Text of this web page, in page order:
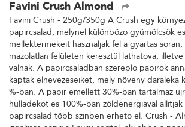
Favini Crush Almond
Favini Crush - 250g/350g A Crush egy
papírcsalád, melynél különböző gyümölcsök
melléktermékeit használják fel a gyártás
mázolatlan felületen keresztül láthatóvá,
válnak. A papírcsaládban szereplő papírok
kapták elnevezéseiket, mely növény daráléka
%-ban. A papír emellett 30%-ban tartalmaz
hulladékot és 100%-ban zöldenergiával
papírcsalád több színben érhető el. Crush -